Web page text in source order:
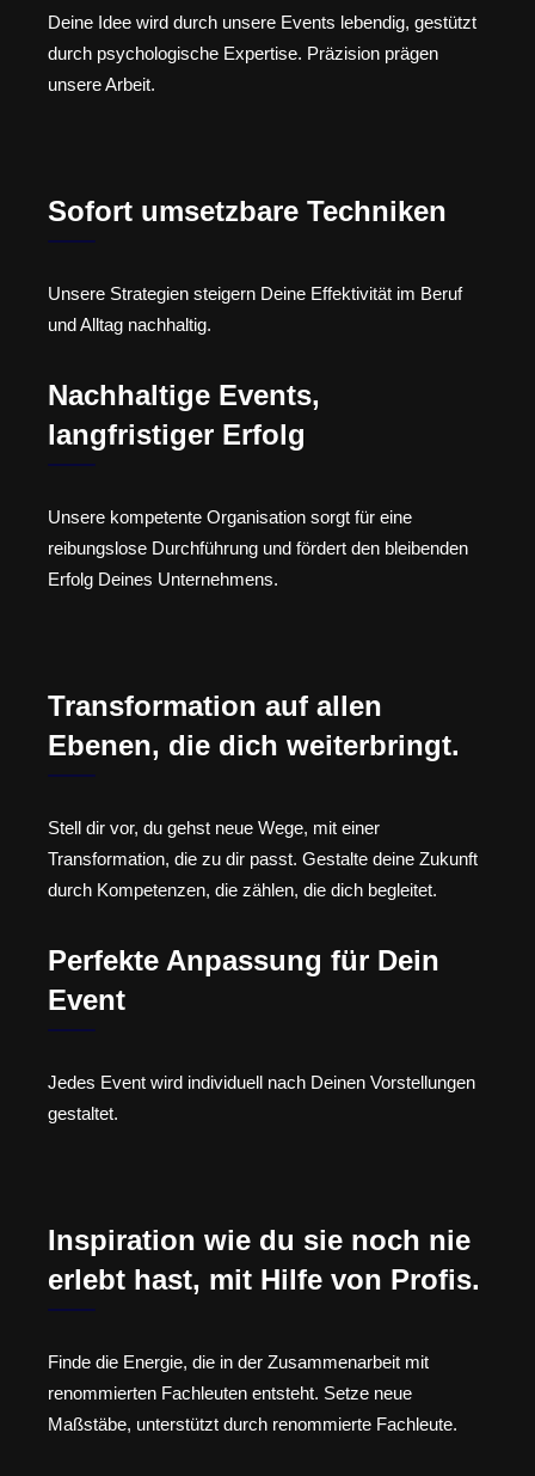
Deine Idee wird durch unsere Events lebendig, gestützt
durch psychologische Expertise. Präzision prägen
unsere Arbeit.
Sofort umsetzbare Techniken
Unsere Strategien steigern Deine Effektivität im Beruf
und Alltag nachhaltig.
Nachhaltige Events,
langfristiger Erfolg
Unsere kompetente Organisation sorgt für eine
reibungslose Durchführung und fördert den bleibenden
Erfolg Deines Unternehmens.
Transformation auf allen
Ebenen, die dich weiterbringt.
Stell dir vor, du gehst neue Wege, mit einer
Transformation, die zu dir passt. Gestalte deine Zukunft
durch Kompetenzen, die zählen, die dich begleitet.
Perfekte Anpassung für Dein
Event
Jedes Event wird individuell nach Deinen Vorstellungen
gestaltet.
Inspiration wie du sie noch nie
erlebt hast, mit Hilfe von Profis.
Finde die Energie, die in der Zusammenarbeit mit
renommierten Fachleuten entsteht. Setze neue
Maßstäbe, unterstützt durch renommierte Fachleute.